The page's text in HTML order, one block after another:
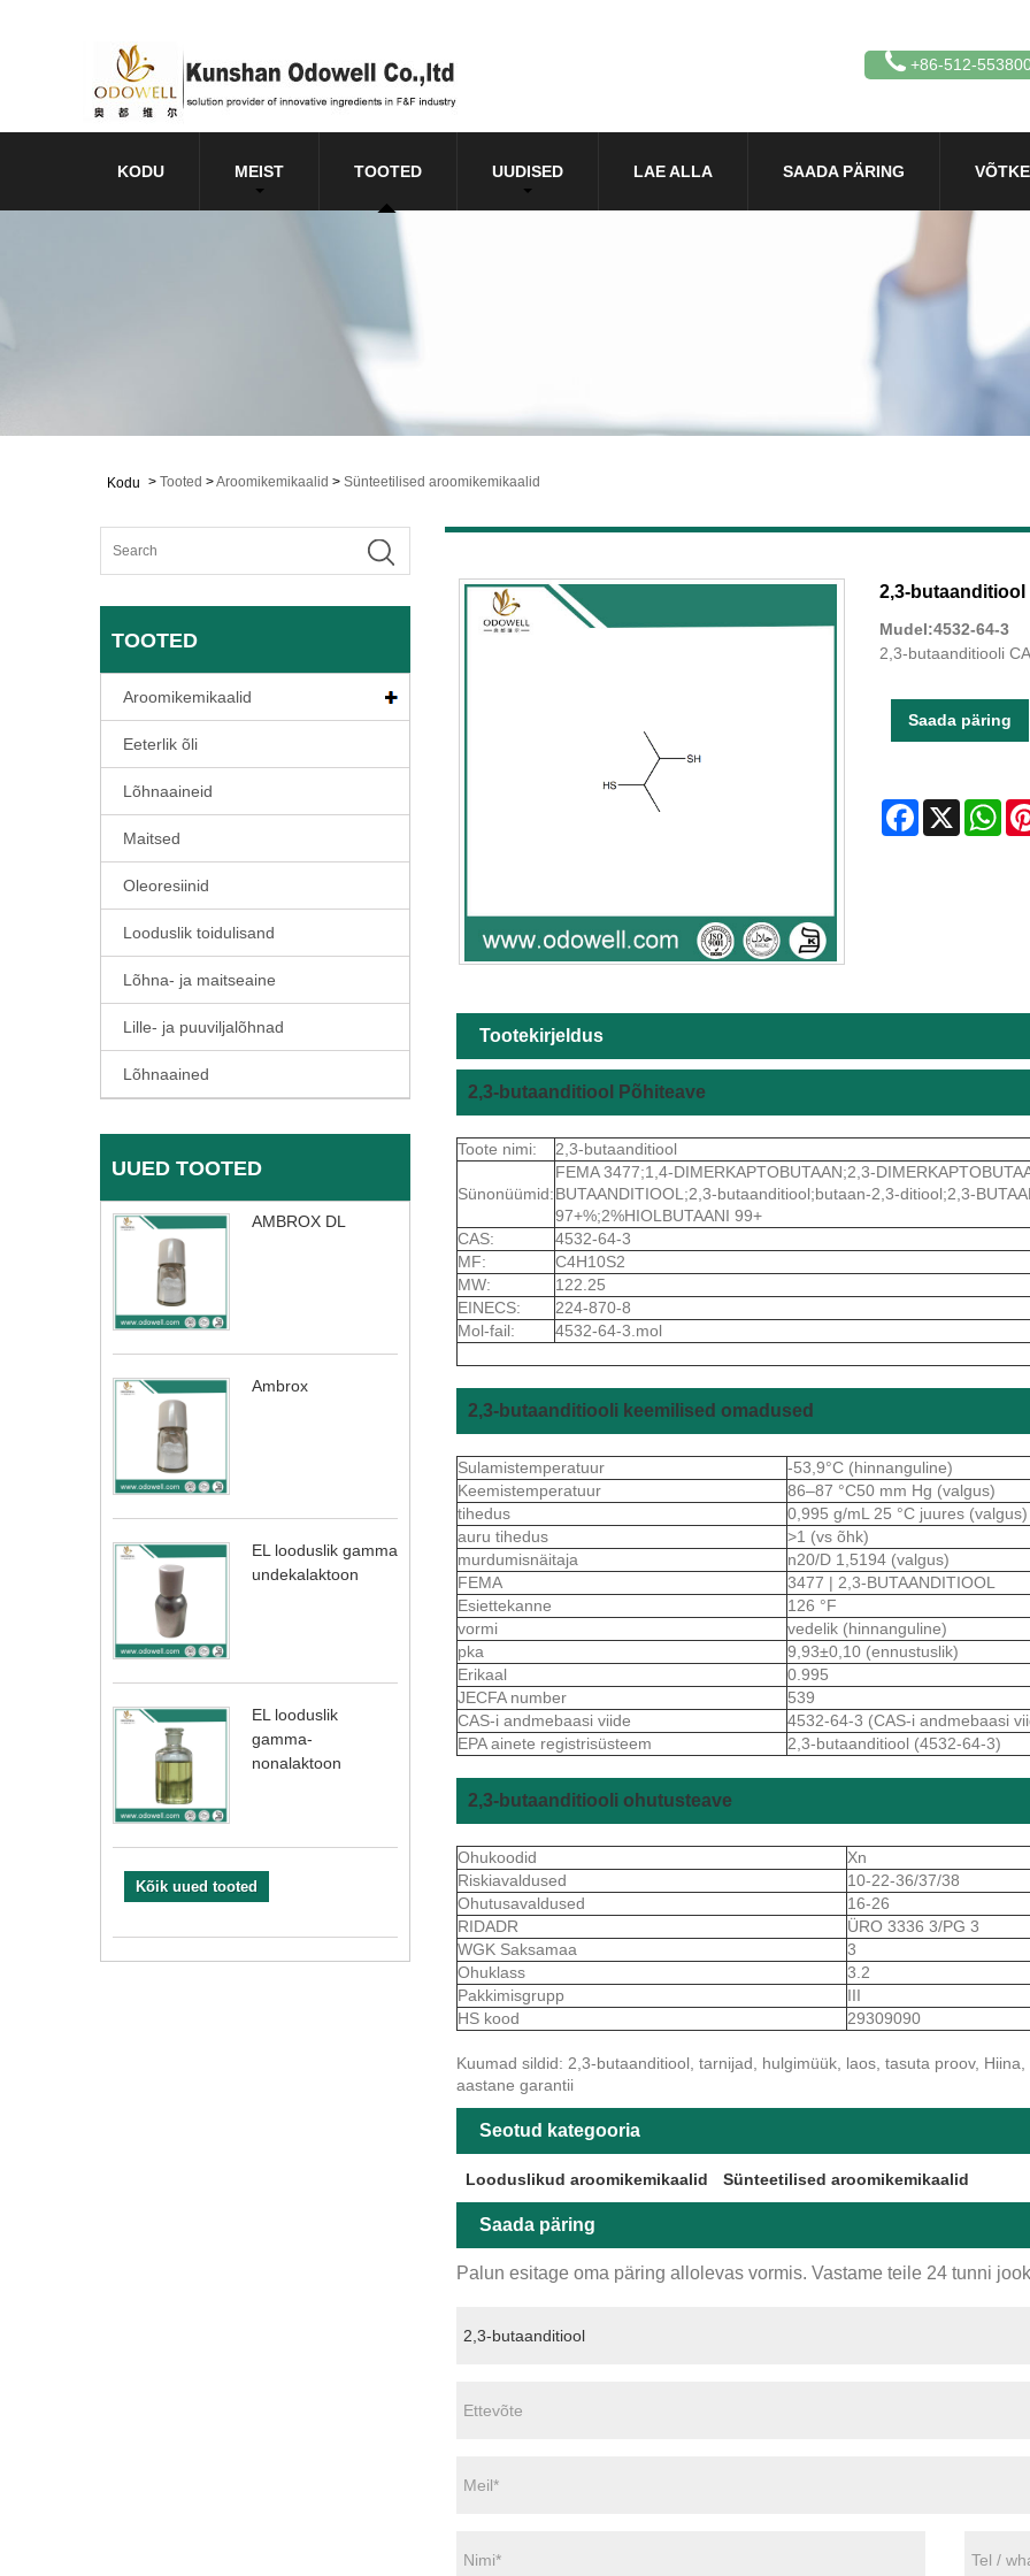
+86-512-
KODU MEIST TOOTED UUDISED LAE ALLA SAADA PÄRING
Kodu > Tooted >Aroomikemikaalid > Sünteetilised aroomikemikaalid
TOOTED
Aroomikemikaalid
Eeterlik õli
Lõhnaaineid
Maitsed
Oleoresiinid
Looduslik toidulisand
Lõhna- ja maitseaine
Lille- ja puuviljalõhnad
Lõhnaained
UUED TOOTED
AMBROX DL
Ambrox
EL looduslik gamma
undekalaktoon
EL looduslik
gamma-
nonalaktoon
Kõik uued tooted
2,3-butaanditiool
Mudel:4532-64-3
2,3-butaanditiooli
Saada päring
Facebook
X
Tootekirjeldus
2,3-butaanditiool Põhiteave
Toote nimi: 2,3-butaanditiool
Sünonüümid:
FEMA 3477;1,4-DIMERKAPTOBUTAAN;2,3-
BUTAANDITIOOL;2,3-butaanditiool;butaan-2,3-ditiool;2,3-
97+%;2%HIOLBUTAANI 99+
CAS:
4532-64-3
MF:
C4H10S2
MW:
122.25
EINECS:
224-870-8
Mol-fail:
4532-64-3.mol
2,3-butaanditiooli keemilised omadused
Sulamistemperatuur
-53,9°C (hinnanguline)
Keemistemperatuur
86–87 °C50 mm Hg (valgus)
tihedus
0,995 g/mL 25 °C juures (valgus)
auru tihedus
>1 (vs õhk)
murdumisnäitaja
n20/D 1,5194 (valgus)
FEMA
3477 | 2,3-BUTAANDITIOOL
Esiettekanne
126 °F
vormi
vedelik (hinnanguline)
pka
9,93±0,10 (ennustuslik)
Erikaal
0.995
JECFA number
539
CAS-i andmebaasi viide
4532-64-3 (CAS-i andmebaasi
EPA ainete registrisüsteem
2,3-butaanditiool (4532-64-3)
2,3-butaanditiooli ohutusteave
Ohukoodid
Xn
Riskiavaldused
10-22-36/37/38
Ohutusavaldused
16-26
RIDADR
ÜRO 3336 3/PG 3
WGK Saksamaa
3
Ohuklass
3.2
Pakkimisgrupp
III
HS kood
29309090
Kuumad sildid: 2,3-butaanditiool, tarnijad, hulgimüük, laos, tasuta proov,
aastane garantii
Seotud kategooria
Looduslikud aroomikemikaalid Sünteetilised aroomikemikaalid
Saada päring
Palun esitage oma päring allolevas vormis. Vastame teile 24 tunni